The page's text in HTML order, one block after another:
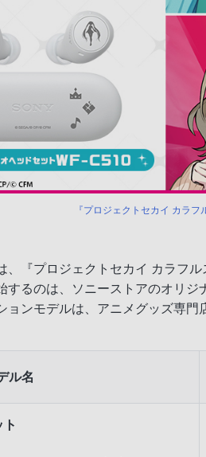
『プロジェクトセカイ カラ
、『プロジェクトセカイ カラフ
するのは、ソニーストアのオリ
ンモデルは、アニメグッズ専門
ル名